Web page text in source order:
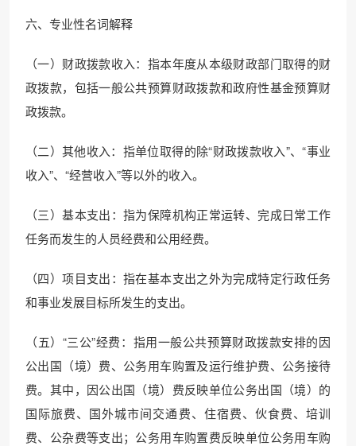
六、专业性名词解释
（一）财政拨款收入：指本年度从本级财政部门取得的财
政拨款，包括一般公共预算财政拨款和政府性基金预算财
政拨款。
（二）其他收入：指单位取得的除“财政拨款收入”、“事业
收入”、“经营收入”等以外的收入。
（三）基本支出：指为保障机构正常运转、完成日常工作
任务而发生的人员经费和公用经费。
（四）项目支出：指在基本支出之外为完成特定行政任务
和事业发展目标所发生的支出。
（五）“三公”经费：指用一般公共预算财政拨款安排的因
公出国（境）费、公务用车购置及运行维护费、公务接待
费。其中，因公出国（境）费反映单位公务出国（境）的
国际旅费、国外城市间交通费、住宿费、伙食费、培训
费、公杂费等支出；公务用车购置费反映单位公务用车购